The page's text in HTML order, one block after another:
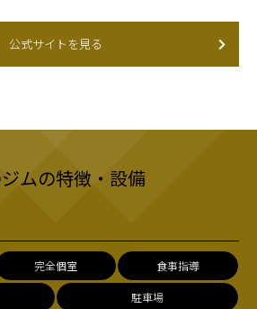
公式サイトを見る
ムの特徴・設備
完全個室 食事指導
駐車場